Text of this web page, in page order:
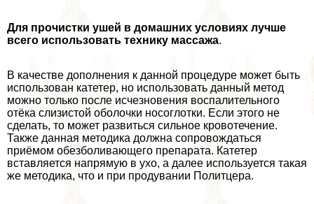
Для прочистки ушей в домашних условиях лучше
всего использовать технику массажа.
В качестве дополнения к данной процедуре может быть
использован катетер, но использовать данный метод
можно только после исчезновения воспалительного
отёка слизистой оболочки носоглотки. Если этого не
сделать, то может развиться сильное кровотечение.
Также данная методика должна сопровождаться
приёмом обезболивающего препарата. Катетер
вставляется напрямую в ухо, а далее используется такая
же методика, что и при продувании Политцера.